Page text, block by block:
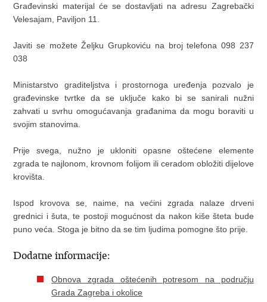
Građevinski materijal će se dostavljati na adresu Zagrebački
Velesajam, Paviljon 11.
Javiti se možete Željku Grupkoviću na broj telefona 098 237
038
Ministarstvo graditeljstva i prostornoga uređenja pozvalo je
građevinske tvrtke da se uključe kako bi se sanirali nužni
zahvati u svrhu omogućavanja građanima da mogu boraviti u
svojim stanovima.
Prije svega, nužno je ukloniti opasne oštećene elemente
zgrada te najlonom, krovnom folijom ili ceradom obložiti dijelove
krovišta.
Ispod krovova se, naime, na većini zgrada nalaze drveni
grednici i šuta, te postoji mogućnost da nakon kiše šteta bude
puno veća. Stoga je bitno da se tim ljudima pomogne što prije.
Dodatne informacije:
Obnova zgrada oštećenih potresom na području
Grada Zagreba i okolice